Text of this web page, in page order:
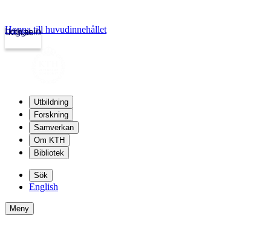
kth.se
Logga in
Hoppa till huvudinnehållet
Utbildning
Forskning
Samverkan
Om KTH
Bibliotek
Sök
English
Meny